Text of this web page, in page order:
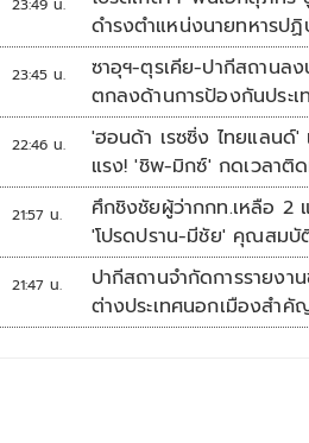
23:49 น.
ดำรงตำแหน่งนายทหารป
พระราชทานยศ 'พลตรี'
23:45 น.
ซาอุฯ-ตุรเคีย-ปากีสถานล
ตกลงด้านการป้องกันประเ
สงครามในภูมิภาค
22:46 น.
'ฮอนด้า เรซซิ่ง ไทยแลนด์'
แรง! 'ชิพ-มิกซ์' กดเวลาติ
แถว ARRC สนาม 4 ที่มัล
21:57 น.
ศึกชิงชัยผู้ว่ากกท.เหลือ 2
'โปรดปราน-มีชัย' คุณสมบั
21:47 น.
ปากีสถานจำกัดการรายงา
ต่างประเทศนอกเมืองสำคั